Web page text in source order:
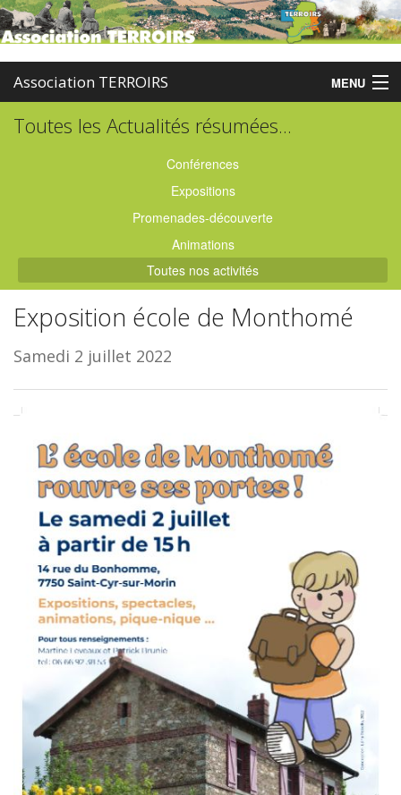
Association TERROIRS MENU
Accueil
Partenaires
Enquêtes
Contact
Toutes les Actualités résumées...
Conférences
Expositions
Promenades-découverte
Animations
Toutes nos activités
Exposition école de Monthomé
Samedi 2 juillet 2022